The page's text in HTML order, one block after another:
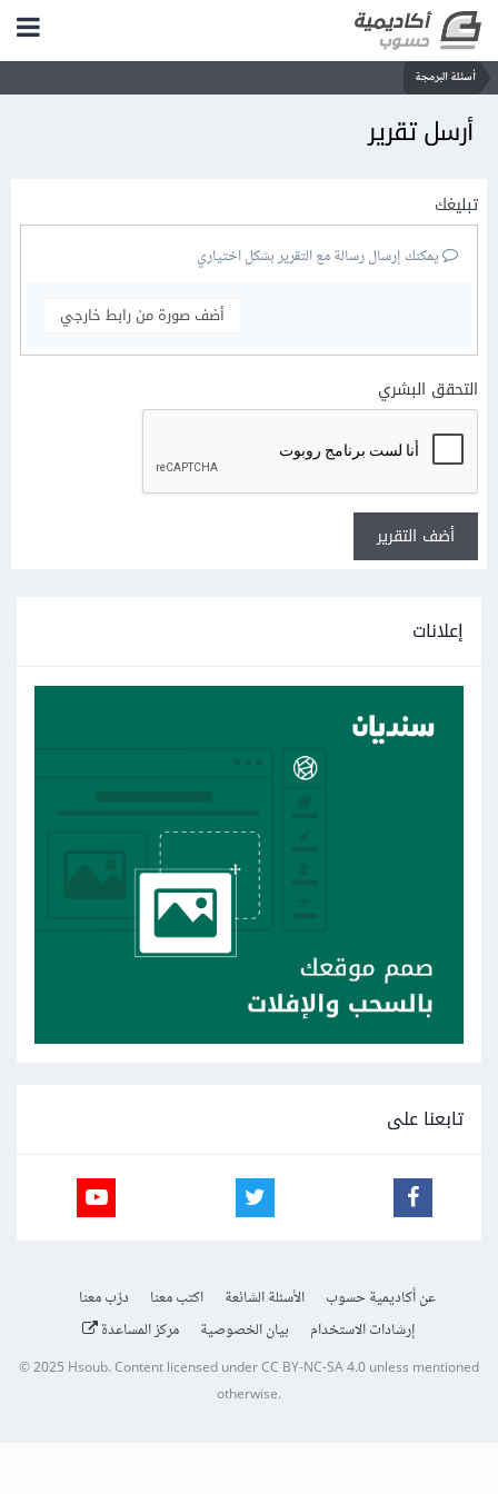
أسئلة البرمجة
أرسل تقرير
تبليغك
يمكنك إرسال رسالة مع التقرير بشكل اختياري
أضف صورة من رابط خارجي
التحقق البشري
أضف التقرير
إعلانات
تابعنا على
عن أكاديمية حسوب الأسئلة الشائعة اكتب معنا
درّب معنا
إرشادات الاستخدام
بيان الخصوصية مركز المساعدة
© 2025 Hsoub.Content licensed underCC BY-NC-SA 4.0unless mentioned
otherwise.